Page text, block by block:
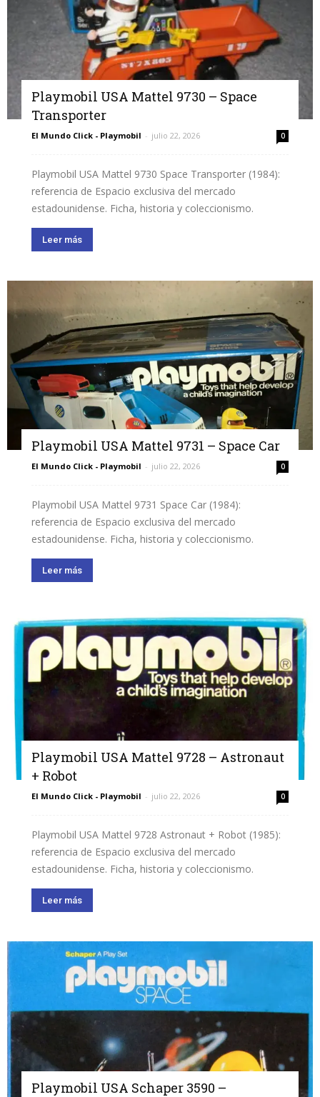
Playmobil USA Mattel 9730 – Space
Transporter
El Mundo Click - Playmobil - julio 22, 2026 0
Playmobil USA Mattel 9730 Space Transporter (1984):
referencia de Espacio exclusiva del mercado
estadounidense. Ficha, historia y coleccionismo.
Leer más
Playmobil USA Mattel 9731 – Space Car
El Mundo Click - Playmobil - julio 22, 2026 0
Playmobil USA Mattel 9731 Space Car (1984):
referencia de Espacio exclusiva del mercado
estadounidense. Ficha, historia y coleccionismo.
Leer más
Playmobil USA Mattel 9728 – Astronaut
+ Robot
El Mundo Click - Playmobil - julio 22, 2026 0
Playmobil USA Mattel 9728 Astronaut + Robot (1985):
referencia de Espacio exclusiva del mercado
estadounidense. Ficha, historia y coleccionismo.
Leer más
Playmobil USA Schaper 3590 –